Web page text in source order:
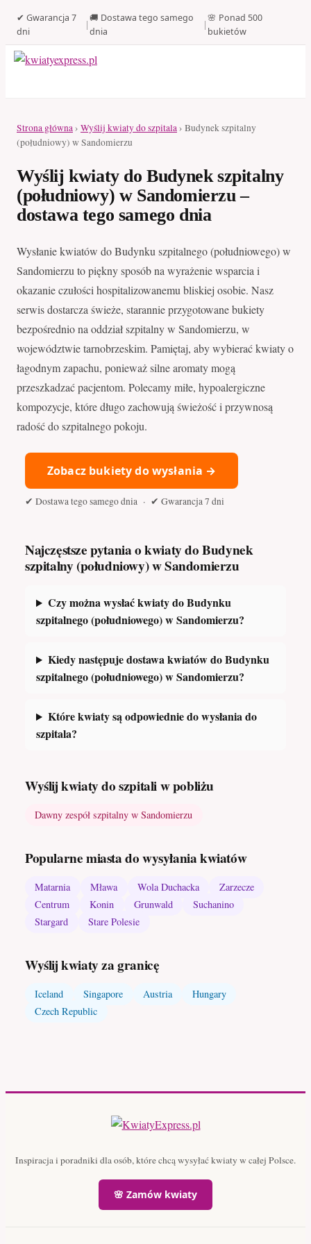
✔ Gwarancja 7
dni
|
🚚 Dostawa tego samego
dnia
|
🌸 Ponad 500
bukietów
Strona główna› Wyślij kwiaty do szpitala› Budynek szpitalny
(południowy) w Sandomierzu
Wyślij kwiaty do Budynek szpitalny
(południowy) w Sandomierzu –
dostawa tego samego dnia
Wysłanie kwiatów do Budynku szpitalnego (południowego) w
Sandomierzu to piękny sposób na wyrażenie wsparcia i
okazanie czułości hospitalizowanemu bliskiej osobie. Nasz
serwis dostarcza świeże, starannie przygotowane bukiety
bezpośrednio na oddział szpitalny w Sandomierzu, w
województwie tarnobrzeskim. Pamiętaj, aby wybierać kwiaty o
łagodnym zapachu, ponieważ silne aromaty mogą
przeszkadzać pacjentom. Polecamy miłe, hypoalergiczne
kompozycje, które długo zachowują świeżość i przywnosą
radość do szpitalnego pokoju.
Zobacz bukiety do wysłania →
✔ Dostawa tego samego dnia · ✔ Gwarancja 7 dni
Najczęstsze pytania o kwiaty do Budynek
szpitalny (południowy) w Sandomierzu
Czy można wysłać kwiaty do Budynku
szpitalnego (południowego) w Sandomierzu?
Kiedy następuje dostawa kwiatów do Budynku
szpitalnego (południowego) w Sandomierzu?
Które kwiaty są odpowiednie do wysłania do
szpitala?
Wyślij kwiaty do szpitali w pobliżu
Dawny zespół szpitalny w Sandomierzu
Popularne miasta do wysyłania kwiatów
Matarnia Mława Wola Duchacka
Zarzecze
Centrum
Konin Grunwald
Suchanino
Stargard
Stare Polesie
Wyślij kwiaty za granicę
Iceland Singapore Austria
Hungary
Czech Republic
Inspiracja i poradniki dla osób, które chcą wysyłać kwiaty w całej Polsce.
🌸 Zamów kwiaty